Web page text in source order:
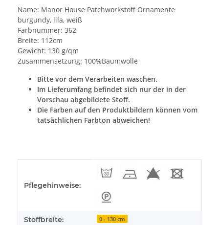
Name: Manor House Patchworkstoff Ornamente
burgundy, lila, weiß
Farbnummer: 362
Breite: 112cm
Gewicht: 130 g/qm
Zusammensetzung: 100%Baumwolle
Bitte vor dem Verarbeiten waschen.
Im Lieferumfang befindet sich nur der in der
Vorschau abgebildete Stoff.
Die Farben auf den Produktbildern können vom
tatsächlichen Farbton abweichen!
Pflegehinweise:
Stoffbreite: 0 - 130 cm